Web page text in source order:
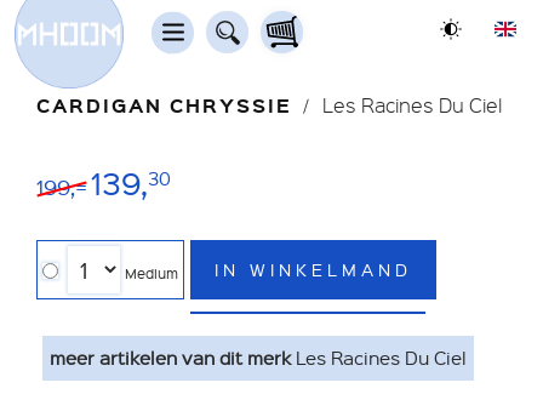
CARDIGAN CHRYSSIE Les Racines Du Ciel
199,=139,30
Medium IN WINKELMAND
meer artikelen van dit merkLes Racines Du Ciel